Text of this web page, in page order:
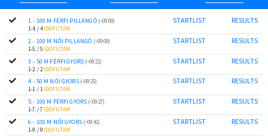
1.- 100 M FÉRFI PILLANGÓ (~09:00)
1-4. / 4IDŐFUTAM
STARTLIST RESULTS
2.- 100 M NŐI PILLANGÓ (~09:09)
1-5. / 5 IDŐFUTAM
STARTLIST RESULTS
3.- 50 M FÉRFI GYORS (~09:21)
1-2. / 2 IDŐFUTAM
STARTLIST RESULTS
4.- 50 M NŐI GYORS (~09:25)
1-1. / 1 IDŐFUTAM
STARTLIST RESULTS
5.- 100 M FÉRFI GYORS (~09:27)
1-7. / 7 IDŐFUTAM
STARTLIST RESULTS
6.- 100 M NŐI GYORS (~09:41)
1-9. / 9 IDŐFUTAM
STARTLIST RESULTS